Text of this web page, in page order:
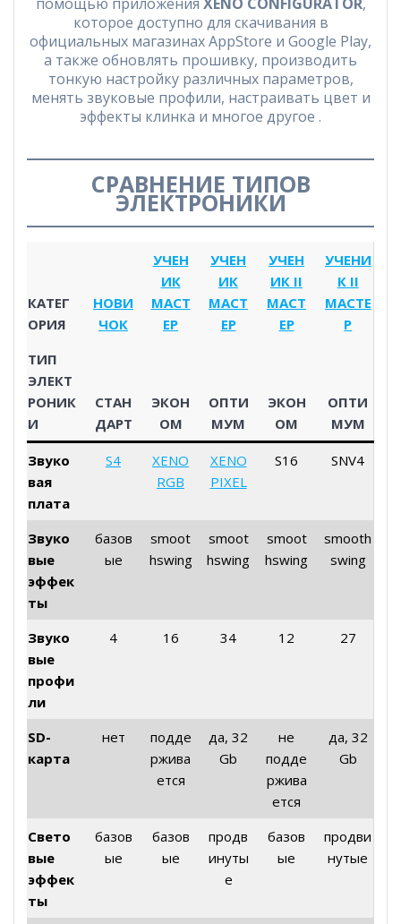
которое доступно для скачивания в
официальных магазинах AppStore и Google Play,
а также обновлять прошивку, производить
тонкую настройку различных параметров,
менять звуковые профили, настраивать цвет и
эффекты клинка и многое другое .
СРАВНЕНИЕ ТИПОВ
ЭЛЕКТРОНИКИ
КАТЕГ
ОРИЯ
НОВИ
ЧОК
УЧЕН
ИК
МАСТ
ЕР
УЧЕН
ИК
МАСТ
ЕР
УЧЕН
ИК II
МАСТ
ЕР
УЧЕНИ
К II
МАСТЕ
Р
ТИП
ЭЛЕКТ
РОНИК
И
СТАН
ДАРТ
ЭКОН
ОМ
ОПТИ
МУМ
ЭКОН
ОМ
ОПТИ
МУМ
Звуко
вая
плата
S4
XENO
RGB
XENO
PIXEL
S16 SNV4
Звуко
вые
эффек
ты
базов
ые
smoot
hswing
smoot
hswing
smoot
hswing
smooth
swing
Звуко
вые
профи
ли
4 16 34 12 27
SD-
карта
нет
подде
ржива
ется
да, 32
Gb
не
подде
ржива
ется
да, 32
Gb
Свето
вые
эффек
ты
базов
ые
базов
ые
продв
инуты
е
базов
ые
продви
нутые